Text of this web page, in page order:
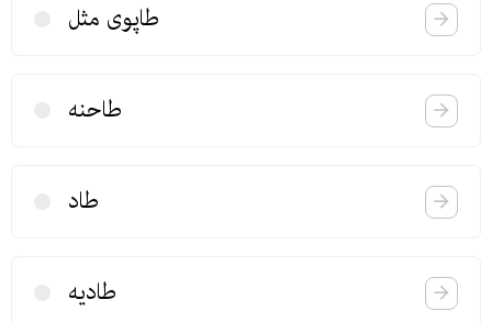
طاپوی مثل
طاحنه
طاد
طادیه